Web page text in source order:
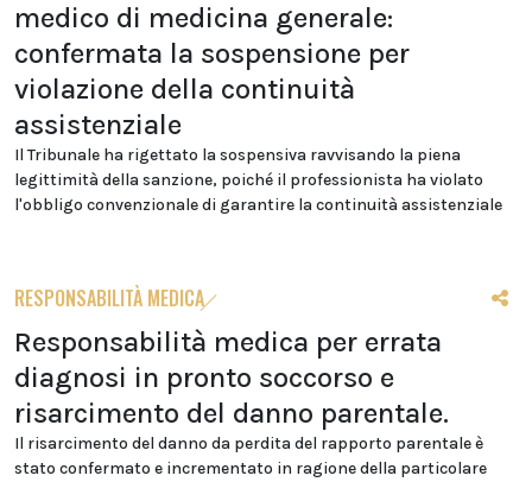
medico di medicina generale:
confermata la sospensione per
violazione della continuità
assistenziale
Il Tribunale ha rigettato la sospensiva ravvisando la piena
legittimità della sanzione, poiché il professionista ha violato
l'obbligo convenzionale di garantire la continuità assistenziale
RESPONSABILITÀ MEDICA
Responsabilità medica per errata
diagnosi in pronto soccorso e
risarcimento del danno parentale.
Il risarcimento del danno da perdita del rapporto parentale è
stato confermato e incrementato in ragione della particolare